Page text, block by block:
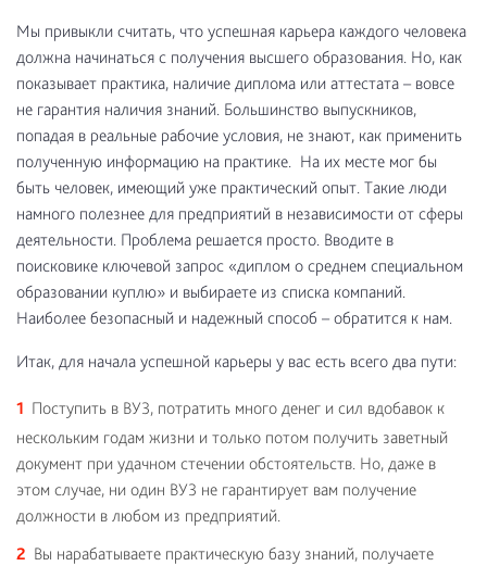
Мы привыкли считать, что успешная карьера каждого человека
должна начинаться с получения высшего образования. Но, как
показывает практика, наличие диплома или аттестата – вовсе
не гарантия наличия знаний. Большинство выпускников,
попадая в реальные рабочие условия, не знают, как применить
полученную информацию на практике. На их месте мог бы
быть человек, имеющий уже практический опыт. Такие люди
намного полезнее для предприятий в независимости от сферы
деятельности. Проблема решается просто. Вводите в
поисковике ключевой запрос «диплом о среднем специальном
образовании куплю» и выбираете из списка компаний.
Наиболее безопасный и надежный способ – обратится к нам.
Итак, для начала успешной карьеры у вас есть всего два пути:
Поступить в ВУЗ, потратить много денег и сил вдобавок к
нескольким годам жизни и только потом получить заветный
документ при удачном стечении обстоятельств. Но, даже в
этом случае, ни один ВУЗ не гарантирует вам получение
должности в любом из предприятий.
Вы нарабатываете практическую базу знаний, получаете